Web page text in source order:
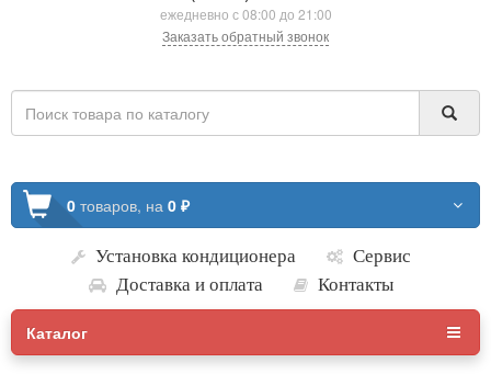
ежедневно с 08:00 до 21:00
Заказать обратный звонок
0 товаров, на 0 ₽
Установка кондиционера
Сервис
Доставка и оплата
Контакты
Каталог